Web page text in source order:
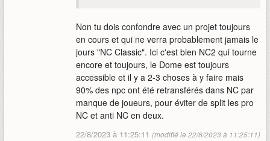
Non tu dois confondre avec un projet toujours
en cours et qui ne verra probablement jamais le
jours "NC Classic". Ici c'est bien NC2 qui tourne
encore et toujours, le Dome est toujours
accessible et il y a 2-3 choses à y faire mais
90% des npc ont été retransférés dans NC par
manque de joueurs, pour éviter de split les pro
NC et anti NC en deux.
22/8/2023 à 11:25:11 (modifié le 22/8/2023 à 11:25:11)